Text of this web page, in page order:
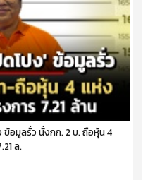
อมูลรั่ว นั่งกก. 2 บ. ถือหุ้น 4
ล.